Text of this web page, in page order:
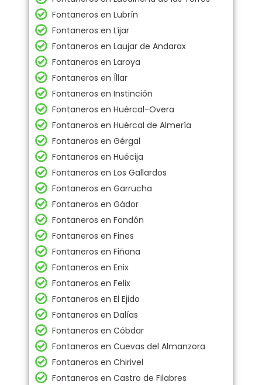
Fontaneros en Lubrín
Fontaneros en Líjar
Fontaneros en Laujar de Andarax
Fontaneros en Laroya
Fontaneros en Íllar
Fontaneros en Instinción
Fontaneros en Huércal-Overa
Fontaneros en Huércal de Almería
Fontaneros en Gérgal
Fontaneros en Huécija
Fontaneros en Los Gallardos
Fontaneros en Garrucha
Fontaneros en Gádor
Fontaneros en Fondón
Fontaneros en Fines
Fontaneros en Fiñana
Fontaneros en Enix
Fontaneros en Felix
Fontaneros en El Ejido
Fontaneros en Dalías
Fontaneros en Cóbdar
Fontaneros en Cuevas del Almanzora
Fontaneros en Chirivel
Fontaneros en Castro de Filabres